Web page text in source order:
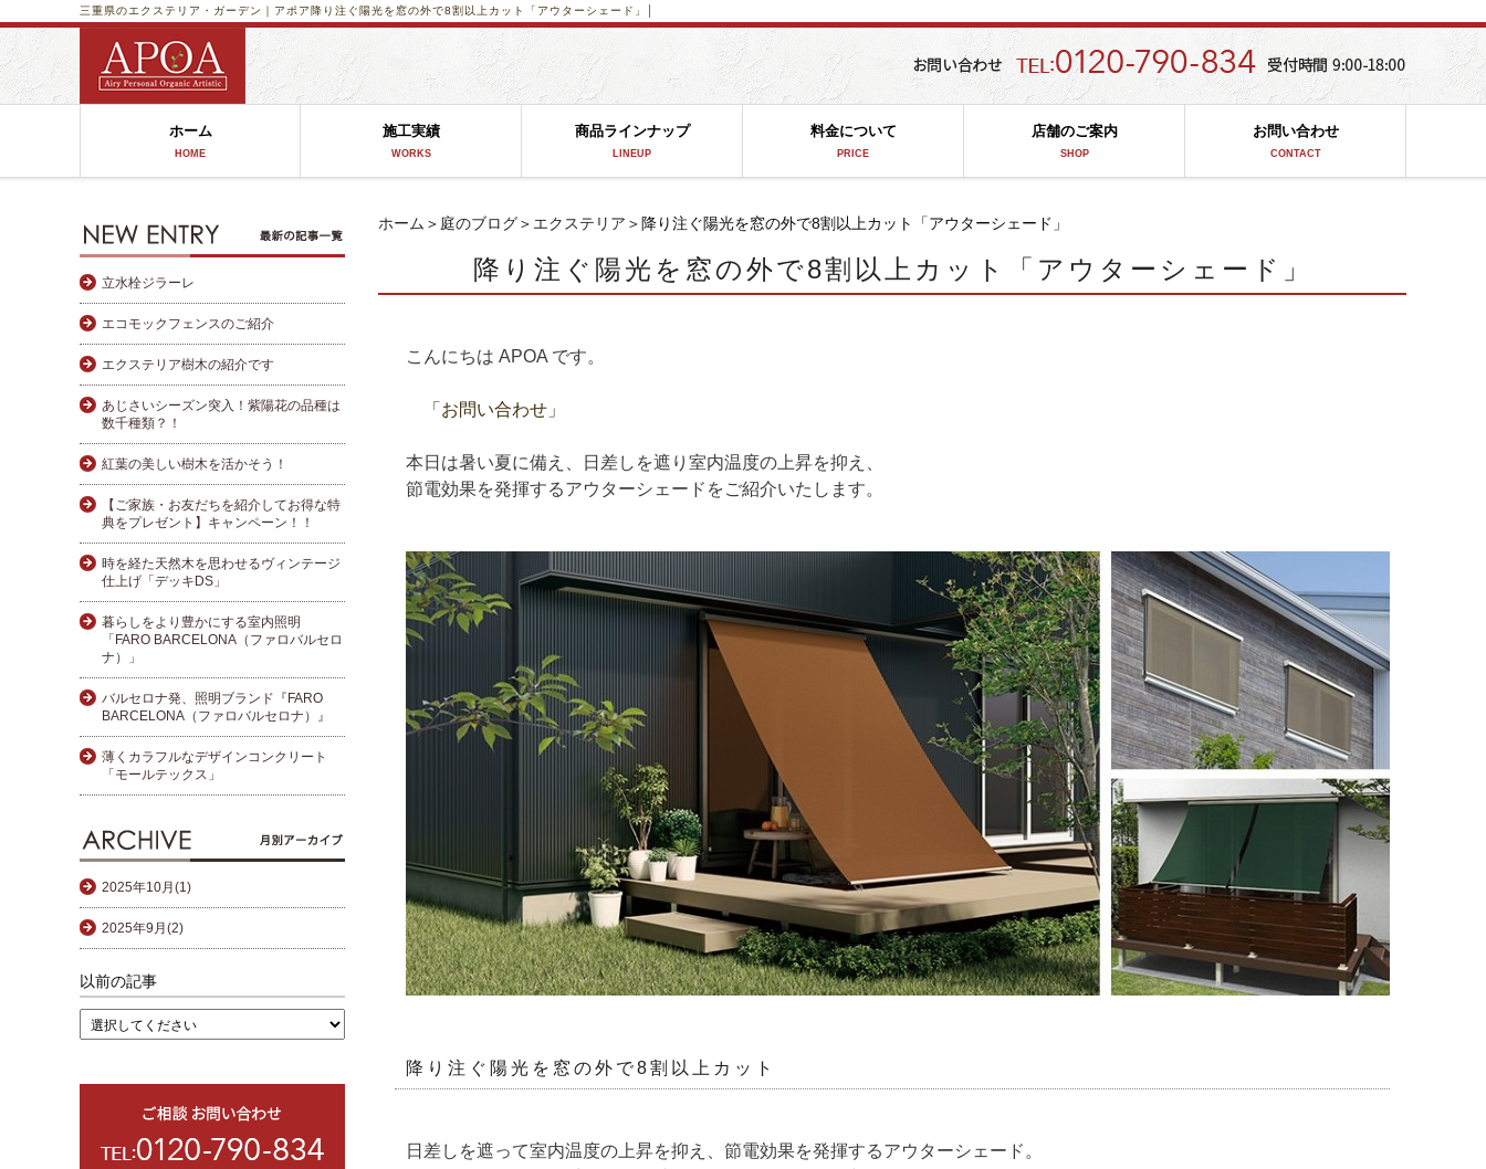
降り注ぐ陽光を窓の外で8割以上カット「アウターシェード」│
三重県のエクステリア・ガーデン｜アポア
ホーム
HOME
施工実績
WORKS
商品ラインナップ
LINEUP
料金について
PRICE
店舗のご案内
SHOP
お問い合わせ
CONTACT
ホーム ＞ 庭のブログ＞ エクステリア ＞降り注ぐ陽光を窓の外で8割以上カット「アウターシェード」
降り注ぐ陽光を窓の外で8割以上カット「アウターシェード」
こんにちは APOA です。
「お問い合わせ」
本日は暑い夏に備え、日差しを遮り室内温度の上昇を抑え、
節電効果を発揮するアウターシェードをご紹介いたします。
降り注ぐ陽光を窓の外で8割以上カット
日差しを遮って室内温度の上昇を抑え、節電効果を発揮するアウターシェード。
立水栓ジラーレ
エコモックフェンスのご紹介
エクステリア樹木の紹介です
あじさいシーズン突入！紫陽花の品種は
数千種類？！
紅葉の美しい樹木を活かそう！
【ご家族・お友だちを紹介してお得な特
典をプレゼント】キャンペーン！！
時を経た天然木を思わせるヴィンテージ
仕上げ「デッキDS」
暮らしをより豊かにする室内照明
「FARO BARCELONA（ファロバルセロ
ナ）」
バルセロナ発、照明ブランド『FARO
BARCELONA（ファロバルセロナ）』
薄くカラフルなデザインコンクリート
「モールテックス」
2025年10月(1)
2025年9月(2)
以前の記事